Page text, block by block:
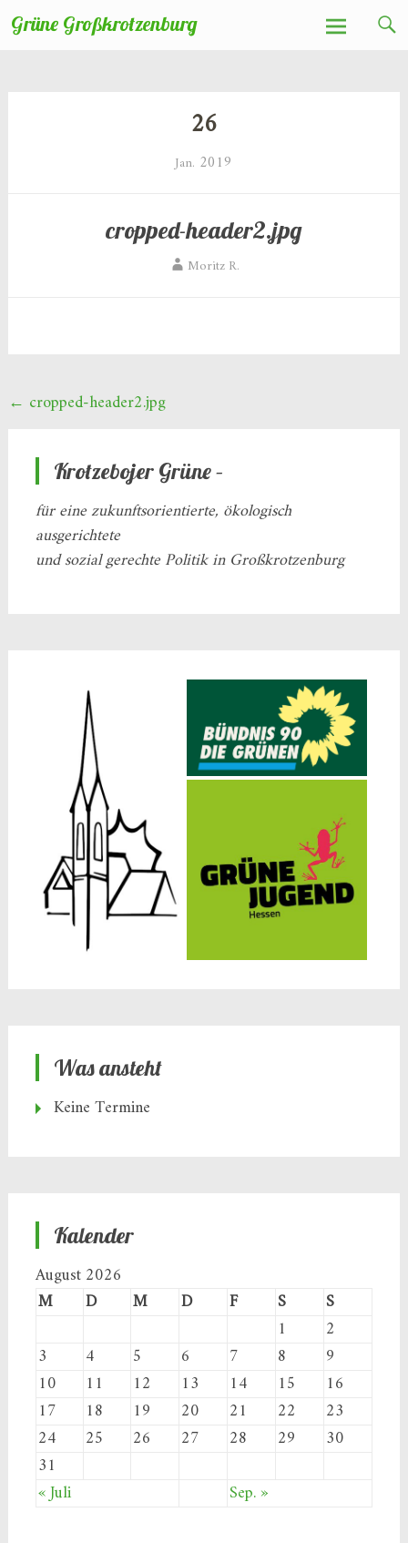
Zum
Inhalt
Grüne Großkrotzenburg
26
Jan. 2019
cropped-header2.jpg
Moritz R.
Beitragsnavigation
← cropped-header2.jpg
Krotzebojer Grüne –
für eine zukunftsorientierte, ökologisch
ausgerichtete
und sozial gerechte Politik in Großkrotzenburg
Was ansteht
Keine Termine
Kalender
August 2026
M
D M D F S
S
1
2
3
4 5 6 7 8
9
10
11 12 13 14 15
16
17
18 19 20 21 22
23
24
25 26 27 28 29
30
31
« Juli
Sep. »